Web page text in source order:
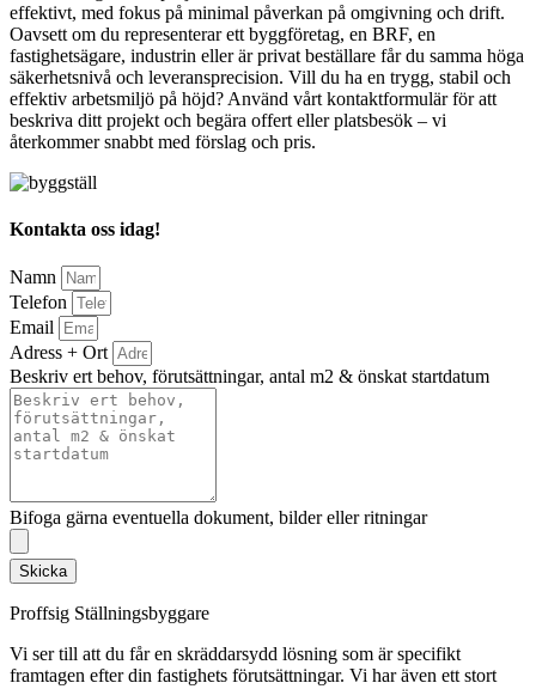
effektivt, med fokus på minimal påverkan på omgivning och drift.
Oavsett om du representerar ett byggföretag, en BRF, en
fastighetsägare, industrin eller är privat beställare får du samma höga
säkerhetsnivå och leveransprecision. Vill du ha en trygg, stabil och
effektiv arbetsmiljö på höjd? Använd vårt kontaktformulär för att
beskriva ditt projekt och begära offert eller platsbesök – vi
återkommer snabbt med förslag och pris.
Kontakta oss idag!
Namn
Telefon
Email
Adress + Ort
Beskriv ert behov, förutsättningar, antal m2 & önskat startdatum
Bifoga gärna eventuella dokument, bilder eller ritningar
Skicka
Proffsig Ställningsbyggare
Vi ser till att du får en skräddarsydd lösning som är specifikt
framtagen efter din fastighets förutsättningar. Vi har även ett stort